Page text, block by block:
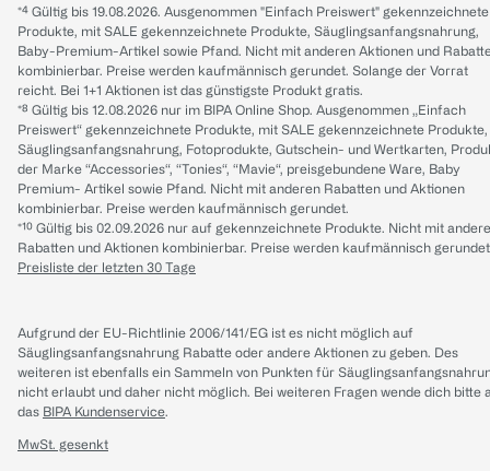
*⁴ Gültig bis 19.08.2026. Ausgenommen "Einfach Preiswert" gekennzeichnete
Produkte, mit SALE gekennzeichnete Produkte, Säuglingsanfangsnahrung,
Baby-Premium-Artikel sowie Pfand. Nicht mit anderen Aktionen und
kombinierbar. Preise werden kaufmännisch gerundet. Solange der Vorrat
reicht. Bei 1+1 Aktionen ist das günstigste Produkt gratis.
*⁸ Gültig bis 12.08.2026 nur im BIPA Online Shop. Ausgenommen „Einfach
Preiswert“ gekennzeichnete Produkte, mit SALE gekennzeichnete Produkte,
Säuglingsanfangsnahrung, Fotoprodukte, Gutschein- und Wertkarten,
der Marke “Accessories“, “Tonies“, “Mavie“, preisgebundene Ware, Baby
Premium- Artikel sowie Pfand. Nicht mit anderen Rabatten und Aktionen
kombinierbar. Preise werden kaufmännisch gerundet.
*¹⁰ Gültig bis 02.09.2026 nur auf gekennzeichnete Produkte. Nicht mit
Rabatten und Aktionen kombinierbar. Preise werden kaufmännisch
Preisliste der letzten 30 Tage
Aufgrund der EU-Richtlinie 2006/141/EG ist es nicht möglich auf
Säuglingsanfangsnahrung Rabatte oder andere Aktionen zu geben. Des
weiteren ist ebenfalls ein Sammeln von Punkten für
nicht erlaubt und daher nicht möglich. Bei weiteren Fragen wende dich bitte
das BIPA Kundenservice.
MwSt. gesenkt